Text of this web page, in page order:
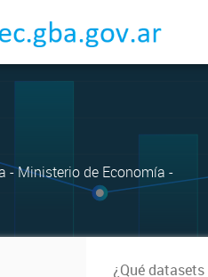
- Ministerio de Economía -